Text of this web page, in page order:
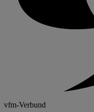
vfm-Verbund